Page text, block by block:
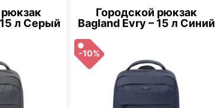
л Серый
Городской рюкзак
Bagland Evry – 15 л Синий
-10%